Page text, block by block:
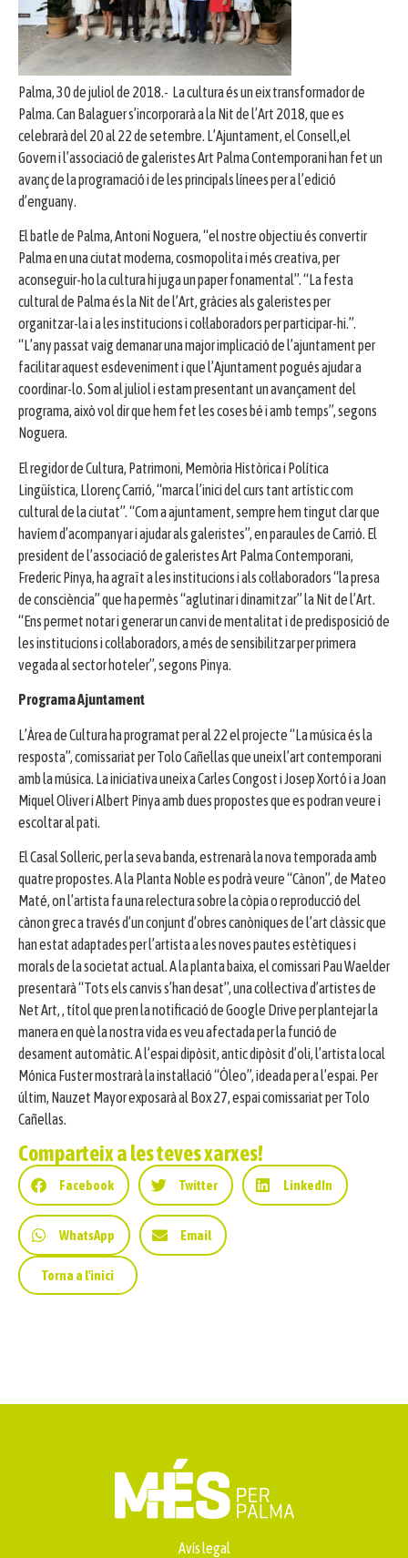
Palma, 30 de juliol de 2018.- La cultura és un eix transformador de
Palma. Can Balaguer s’incorporarà a la Nit de l’Art 2018, que es
celebrarà del 20 al 22 de setembre. L’Ajuntament, el Consell,el
Govern i l’associació de galeristes Art Palma Contemporani han fet un
avanç de la programació i de les principals línees per a l’edició
d’enguany.
El batle de Palma, Antoni Noguera, “el nostre objectiu és convertir
Palma en una ciutat moderna, cosmopolita i més creativa, per
aconseguir-ho la cultura hi juga un paper fonamental”. “La festa
cultural de Palma és la Nit de l’Art, gràcies als galeristes per
organitzar-la i a les institucions i col·laboradors per participar-hi.”.
“L’any passat vaig demanar una major implicació de l’ajuntament per
facilitar aquest esdeveniment i que l’Ajuntament pogués ajudar a
coordinar-lo. Som al juliol i estam presentant un avançament del
programa, això vol dir que hem fet les coses bé i amb temps”, segons
Noguera.
El regidor de Cultura, Patrimoni, Memòria Històrica i Política
Lingüística, Llorenç Carrió, “marca l’inici del curs tant artístic com
cultural de la ciutat”. “Com a ajuntament, sempre hem tingut clar que
havíem d’acompanyar i ajudar als galeristes”, en paraules de Carrió. El
president de l’associació de galeristes Art Palma Contemporani,
Frederic Pinya, ha agraït a les institucions i als col·laboradors “la presa
de consciència” que ha permès “aglutinar i dinamitzar” la Nit de l’Art.
“Ens permet notar i generar un canvi de mentalitat i de predisposició de
les institucions i col·laboradors, a més de sensibilitzar per primera
vegada al sector hoteler”, segons Pinya.
Programa Ajuntament
L’Àrea de Cultura ha programat per al 22 el projecte “La música és la
resposta”, comissariat per Tolo Cañellas que uneix l’art contemporani
amb la música. La iniciativa uneix a Carles Congost i Josep Xortó i a Joan
Miquel Oliver i Albert Pinya amb dues propostes que es podran veure i
escoltar al pati.
El Casal Solleric, per la seva banda, estrenarà la nova temporada amb
quatre propostes. A la Planta Noble es podrà veure “Cànon”, de Mateo
Maté, on l’artista fa una relectura sobre la còpia o reproducció del
cànon grec a través d’un conjunt d’obres canòniques de l’art clàssic que
han estat adaptades per l’artista a les noves pautes estètiques i
morals de la societat actual. A la planta baixa, el comissari Pau Waelder
presentarà “Tots els canvis s’han desat”, una col·lectiva d’artistes de
Net Art, , títol que pren la notificació de Google Drive per plantejar la
manera en què la nostra vida es veu afectada per la funció de
desament automàtic. A l’espai dipòsit, antic dipòsit d’oli, l’artista local
Mónica Fuster mostrarà la instal·lació “Óleo”, ideada per a l’espai. Per
últim, Nauzet Mayor exposarà al Box 27, espai comissariat per Tolo
Cañellas.
Comparteix a les teves xarxes!
Facebook Twitter LinkedIn
WhatsApp Email
Torna a l'inici
Avís legal